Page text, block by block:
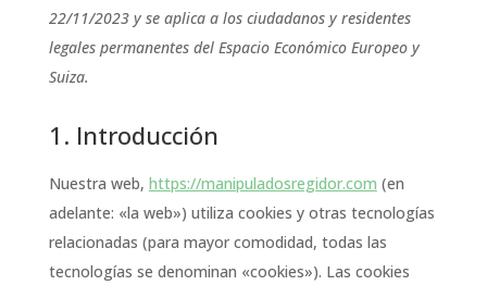
22/11/2023 y se aplica a los ciudadanos y residentes
legales permanentes del Espacio Económico Europeo y
Suiza.
1. Introducción
Nuestra web, https://manipuladosregidor.com (en
adelante: «la web») utiliza cookies y otras tecnologías
relacionadas (para mayor comodidad, todas las
tecnologías se denominan «cookies»). Las cookies